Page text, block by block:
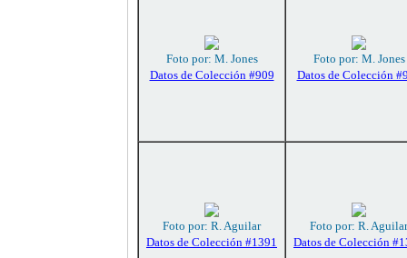
Foto por: M. Jones
Datos de Colección #909
Foto por: M. Jones
Datos de Colección
Foto por: R. Aguilar
Datos de Colección #1391
Foto por: R. Aguilar
Datos de Colección